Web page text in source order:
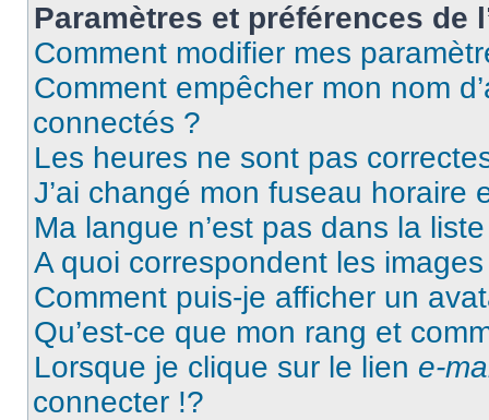
Paramètres et préférences de
Comment modifier mes
Comment empêcher mon nom
connectés ?
Les heures ne sont pas
J’ai changé mon fuseau horaire
Ma langue n’est pas dans la
A quoi correspondent les
Comment puis-je afficher un
Qu’est-ce que mon rang et
Lorsque je clique sur le lien e-
connecter !?